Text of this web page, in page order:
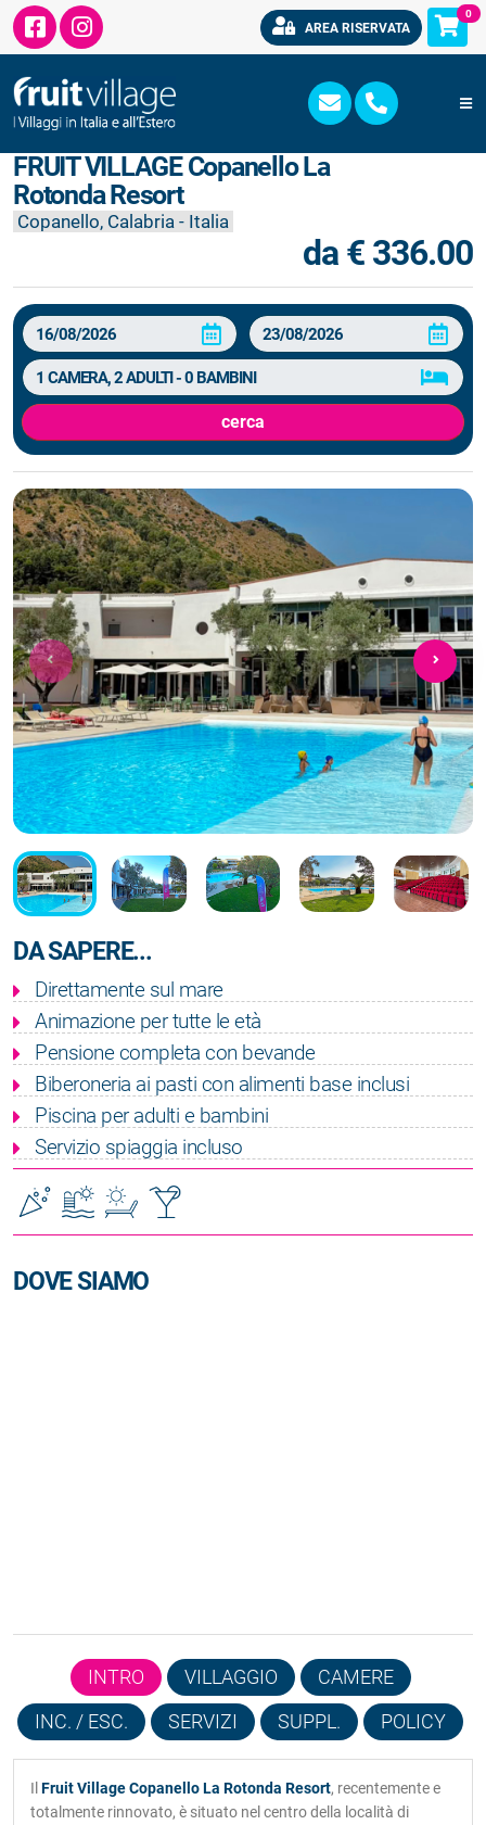
AREA RISERVATA
0
FRUIT VILLAGE Copanello La
Rotonda Resort
Copanello, Calabria - Italia
da € 336.00
cerca
DA SAPERE...
Direttamente sul mare
Animazione per tutte le età
Pensione completa con bevande
Biberoneria ai pasti con alimenti base inclusi
Piscina per adulti e bambini
Servizio spiaggia incluso
DOVE SIAMO
INTRO VILLAGGIO
CAMERE
INC. / ESC.
SERVIZI SUPPL. POLICY
IlFruit Village Copanello La Rotonda Resort, recentemente e
totalmente rinnovato, è situato nel centro della località di